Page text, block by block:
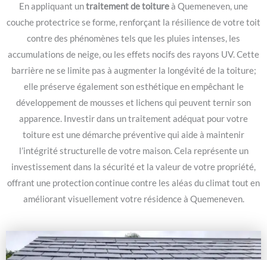
En appliquant untraitement de toitureà Quemeneven, une
couche protectrice se forme, renforçant la résilience de votre toit
contre des phénomènes tels que les pluies intenses, les
accumulations de neige, ou les effets nocifs des rayons UV. Cette
barrière ne se limite pas à augmenter la longévité de la toiture;
elle préserve également son esthétique en empêchant le
développement de mousses et lichens qui peuvent ternir son
apparence. Investir dans un traitement adéquat pour votre
toiture est une démarche préventive qui aide à maintenir
l’intégrité structurelle de votre maison. Cela représente un
investissement dans la sécurité et la valeur de votre propriété,
offrant une protection continue contre les aléas du climat tout en
améliorant visuellement votre résidence à Quemeneven.